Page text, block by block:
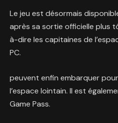
Le jeu est désormais
après sa sortie officielle plus
à-dire les capitaines de
PC.
peuvent enfin embarquer
l’espace lointain. Il est
Game Pass.